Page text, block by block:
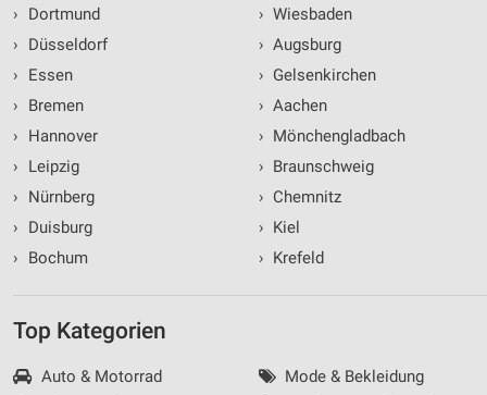
›
Dortmund
›
Düsseldorf
›
Essen
›
Bremen
›
Hannover
›
Leipzig
›
Nürnberg
›
Duisburg
›
Bochum
› Wiesbaden
› Augsburg
› Gelsenkirchen
› Aachen
› Mönchengladbach
› Braunschweig
› Chemnitz
› Kiel
› Krefeld
Top Kategorien
Auto & Motorrad
Mode & Bekleidung